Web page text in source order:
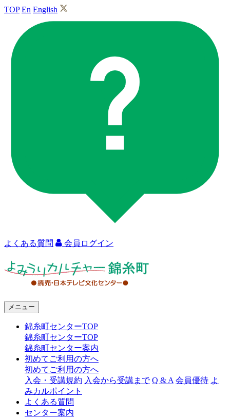
TOP En English
よくある質問 会員ログイン
ャ
メニュー
錦糸町センターTOP
錦糸町センターTOP
錦糸町センター案内
初めてご利用の方へ
初めてご利用の方へ
入会・受講規約 入会から受講まで Q & A 会員優待 よ
みカルポイント
よくある質問
センター案内